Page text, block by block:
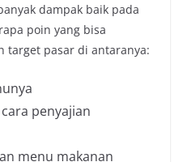
dampak baik pada
poin yang bisa
target pasar di antaranya:
penyajian
menu makanan